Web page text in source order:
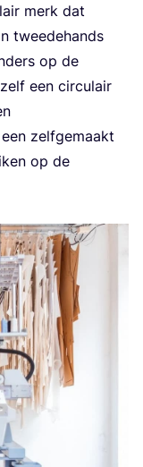
merk dat
twee­de­hands
op de
een cir­cu­lair
zelf­ge­maakt
op de